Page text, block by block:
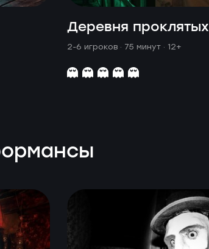
Деревня проклятых
2-6 игроков · 75 минут · 12+